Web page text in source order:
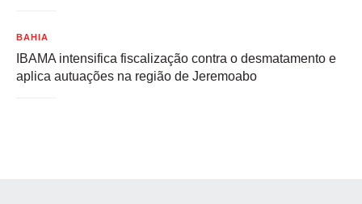
BAHIA
IBAMA intensifica fiscalização contra o desmatamento e
aplica autuações na região de Jeremoabo